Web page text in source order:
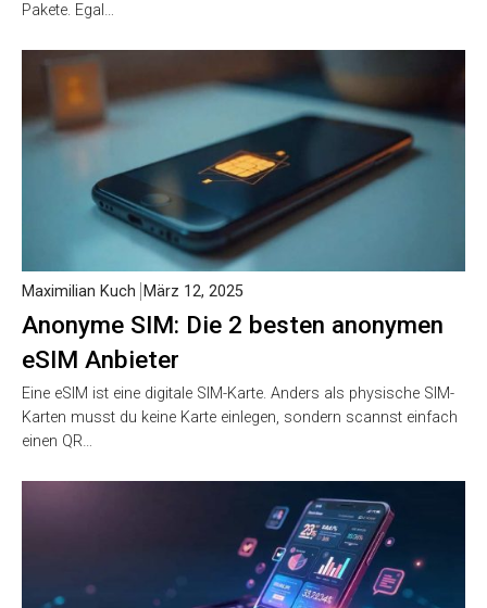
Pakete. Egal…
Anonyme SIM: Die 2 besten anonymen
eSIM Anbieter
Maximilian Kuch März 12, 2025
Eine eSIM ist eine digitale SIM-Karte. Anders als physische SIM-
Karten musst du keine Karte einlegen, sondern scannst einfach
einen QR…